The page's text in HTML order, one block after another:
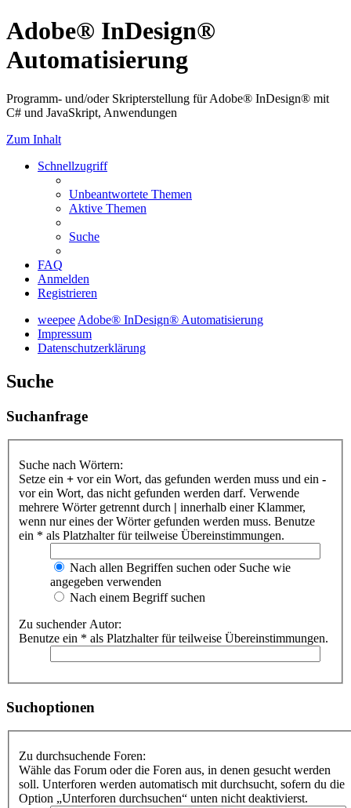
Adobe® InDesign®
Automatisierung
Programm- und/oder Skripterstellung für Adobe® InDesign® mit
C# und JavaSkript, Anwendungen
Zum Inhalt
Schnellzugriff
Unbeantwortete Themen
Aktive Themen
Suche
FAQ
Anmelden
Registrieren
weepee Adobe® InDesign® Automatisierung
Impressum
Datenschutzerklärung
Suche
Suchanfrage
Suche nach Wörtern:
Setze ein + vor ein Wort, das gefunden werden muss und ein -
vor ein Wort, das nicht gefunden werden darf. Verwende
mehrere Wörter getrennt durch | innerhalb einer Klammer,
wenn nur eines der Wörter gefunden werden muss. Benutze
ein * als Platzhalter für teilweise Übereinstimmungen.
Nach allen Begriffen suchen oder Suche wie
angegeben verwenden
Nach einem Begriff suchen
Zu suchender Autor:
Benutze ein * als Platzhalter für teilweise Übereinstimmungen.
Suchoptionen
Zu durchsuchende Foren:
Wähle das Forum oder die Foren aus, in denen gesucht werden
soll. Unterforen werden automatisch mit durchsucht, sofern du die
Option „Unterforen durchsuchen“ unten nicht deaktivierst.